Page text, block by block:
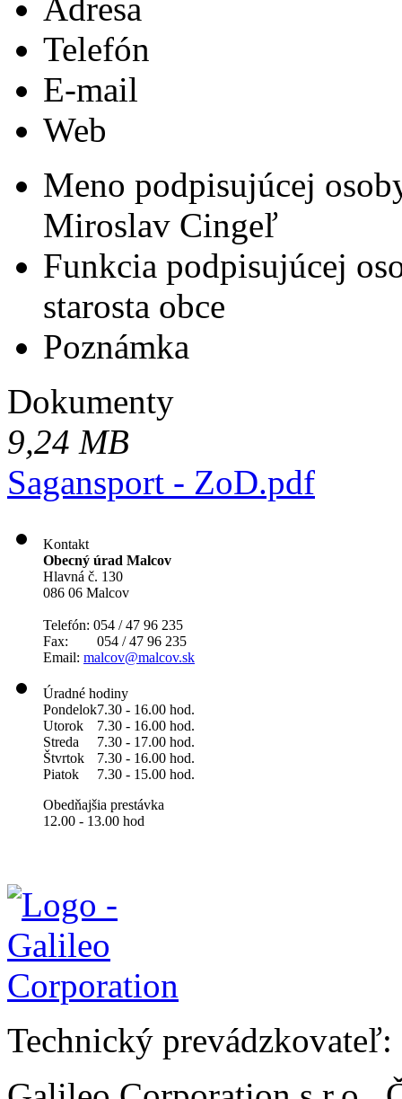
Adresa
Telefón
E-mail
Web
Meno podpisujúcej
Miroslav Cingeľ
Funkcia podpisujúcej
starosta obce
Poznámka
Dokumenty
9,24 MB
Sagansport - ZoD.pdf
Kontakt
Obecný úrad Malcov
Hlavná č. 130
086 06 Malcov
Telefón: 054 / 47 96 235
Fax: 054 / 47 96 235
Email: malcov@malcov.sk
Úradné hodiny
Pondelok7.30 - 16.00 hod.
Utorok
7.30 - 16.00 hod.
Streda
7.30 - 17.00 hod.
Štvrtok
7.30 - 16.00 hod.
Piatok
7.30 - 15.00 hod.
Obedňajšia prestávka
12.00 - 13.00 hod
Technický prevádzkovateľ: